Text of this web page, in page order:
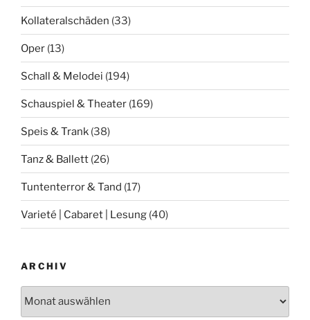
Kollateralschäden (33)
Oper (13)
Schall & Melodei (194)
Schauspiel & Theater (169)
Speis & Trank (38)
Tanz & Ballett (26)
Tuntenterror & Tand (17)
Varieté | Cabaret | Lesung (40)
ARCHIV